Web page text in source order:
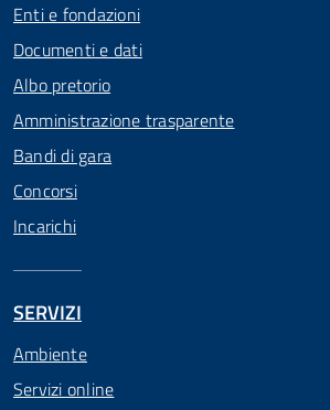
Enti e fondazioni
Documenti e dati
Albo pretorio
Amministrazione trasparente
Bandi di gara
Concorsi
Incarichi
SERVIZI
Ambiente
Servizi online